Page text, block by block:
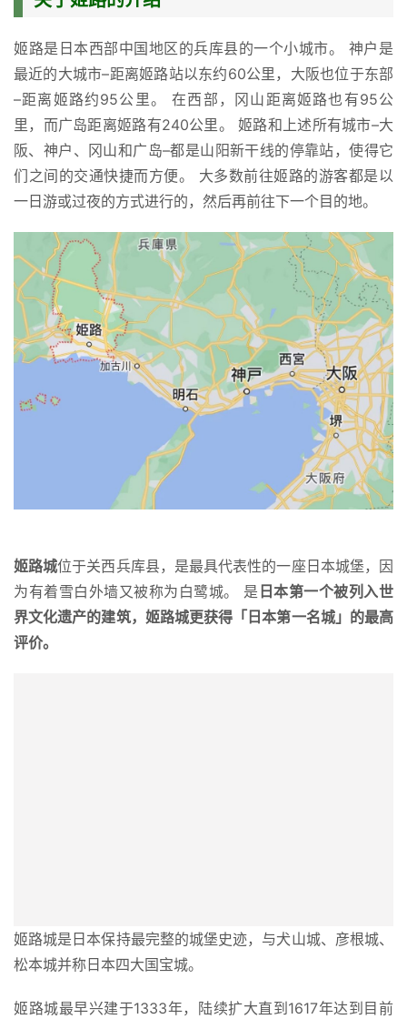
姬路是日本西部中国地区的兵库县的一个小城市。 神户是
最近的大城市–距离姬路站以东约60公里，大阪也位于东部
–距离姬路约95公里。 在西部，冈山距离姬路也有95公
里，而广岛距离姬路有240公里。 姬路和上述所有城市–大
阪、神户、冈山和广岛–都是山阳新干线的停靠站，使得它
们之间的交通快捷而方便。 大多数前往姬路的游客都是以
一日游或过夜的方式进行的，然后再前往下一个目的地。
姬路城位于关西兵库县，是最具代表性的一座日本城堡，因
为有着雪白外墙又被称为白鹭城。 是 日本第一个被列入世
界文化遗产的建筑，姬路城更获得「日本第一名城」的最高
评价。
姬路城是日本保持最完整的城堡史迹，与犬山城、彦根城、
松本城并称日本四大国宝城。
姬路城最早兴建于1333年，陆续扩大直到1617年达到目前